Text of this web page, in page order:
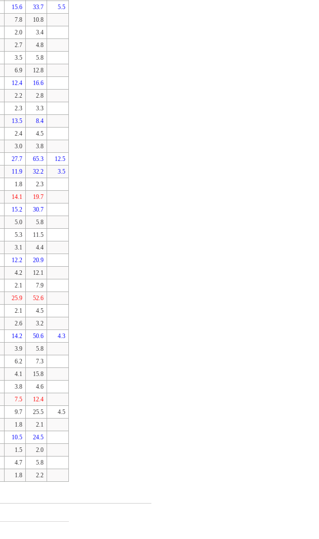
15.6 33.7
5.5
7.8
10.8
2.0
3.4
2.7
4.8
3.5
5.8
6.9
12.8
12.4
16.6
2.2
2.8
2.3
3.3
13.5
8.4
2.4
4.5
3.0
3.8
27.7 65.3
12.5
11.9 32.2
3.5
1.8
2.3
14.1
19.7
15.2
30.7
5.0
5.8
5.3
11.5
3.1
4.4
12.2
20.9
4.2
12.1
2.1
7.9
25.9
52.6
2.1
4.5
2.6
3.2
14.2 50.6
4.3
3.9
5.8
6.2
7.3
4.1
15.8
3.8
4.6
7.5
12.4
9.7 25.5
4.5
1.8
2.1
10.5
24.5
1.5
2.0
4.7
5.8
1.8 2.2